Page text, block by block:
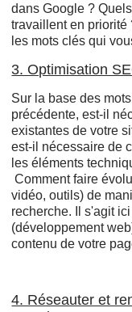
dans Google ?
travaillent en priorité
les mots clés qui
3. Optimisation
Sur la base des
précédente, est-il
existantes de votre
est-il nécessaire de
les éléments
Comment faire
vidéo, outils) de
recherche. Il s'agit
(développement
contenu de votre
4. Réseauter et